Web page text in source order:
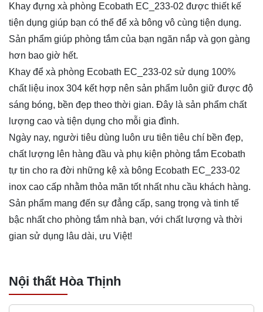
Khay đựng xà phòng Ecobath EC_233-02 được thiết kế
tiện dụng giúp bạn có thể để xà bông vô cùng tiện dụng.
Sản phẩm giúp phòng tắm của bạn ngăn nắp và gọn gàng
hơn bao giờ hết.
Khay để xà phòng Ecobath EC_233-02 sử dụng 100%
chất liệu inox 304 kết hợp nên sản phẩm luôn giữ được độ
sáng bóng, bền đẹp theo thời gian. Đây là sản phẩm chất
lượng cao và tiện dụng cho mỗi gia đình.
Ngày nay, người tiêu dùng luôn ưu tiên tiêu chí bền đẹp,
chất lượng lên hàng đầu và phụ kiện phòng tắm Ecobath
tự tin cho ra đời những kệ xà bông Ecobath EC_233-02
inox cao cấp nhằm thỏa mãn tốt nhất nhu cầu khách hàng.
Sản phẩm mang đến sự đẳng cấp, sang trọng và tinh tế
bậc nhất cho phòng tắm nhà bạn, với chất lượng và thời
gian sử dụng lâu dài, ưu Việt!
Nội thất Hòa Thịnh